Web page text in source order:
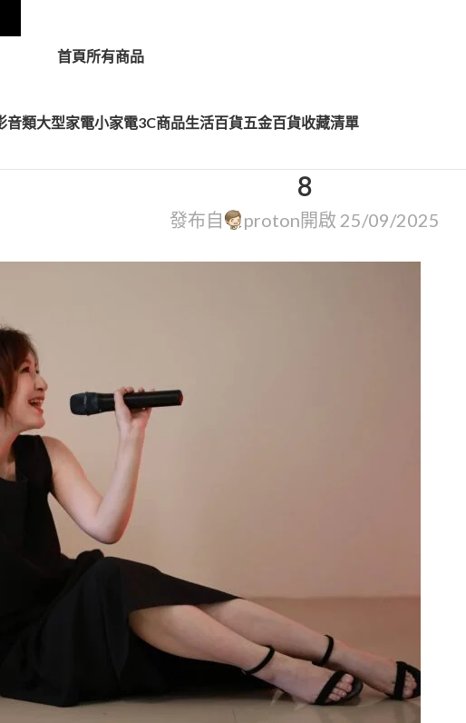
首頁所有商品
音類大型家電小家電3C商品生活百貨五金百貨收藏清單
8
發布自 proton開啟 25/09/2025